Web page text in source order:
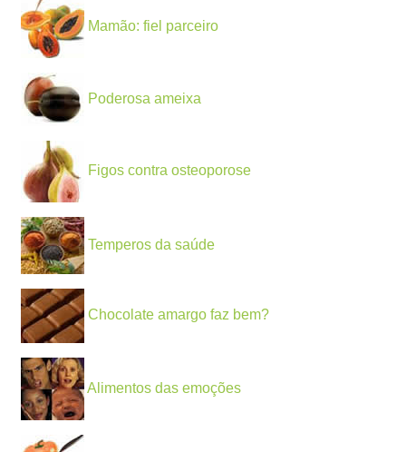
Mamão: fiel parceiro
Poderosa ameixa
Figos contra osteoporose
Temperos da saúde
Chocolate amargo faz bem?
Alimentos das emoções